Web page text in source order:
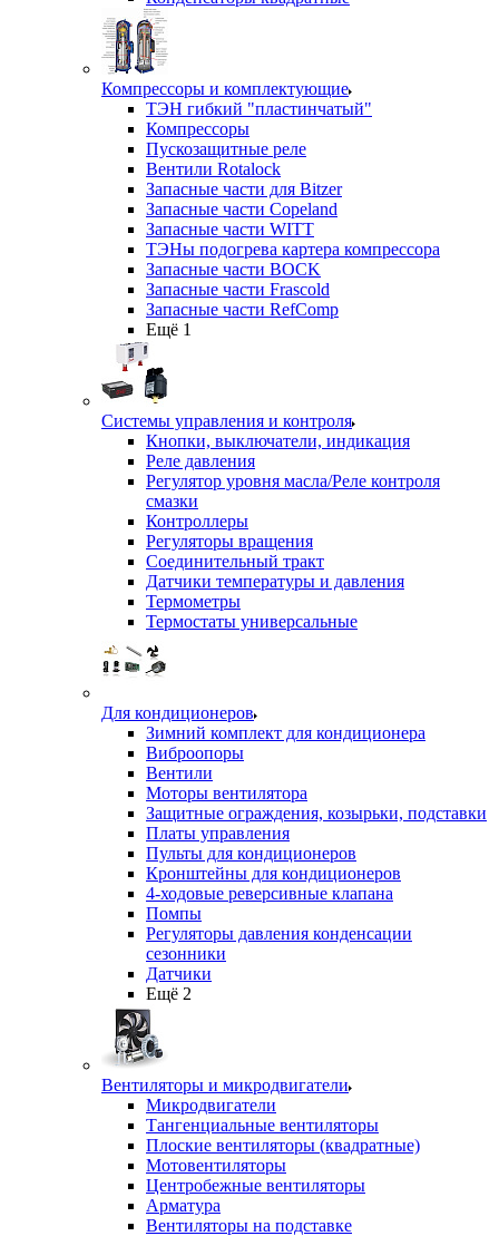
Компрессоры и комплектующие
ТЭН гибкий "пластинчатый"
Компрессоры
Пускозащитные реле
Вентили Rotalock
Запасные части для Bitzer
Запасные части Copeland
Запасные части WITT
ТЭНы подогрева картера компрессора
Запасные части BOCK
Запасные части Frascold
Запасные части RefComp
Ещё 1
Системы управления и контроля
Кнопки, выключатели, индикация
Реле давления
Регулятор уровня масла/Реле контроля
смазки
Контроллеры
Регуляторы вращения
Соединительный тракт
Датчики температуры и давления
Термометры
Термостаты универсальные
Для кондиционеров
Зимний комплект для кондиционера
Виброопоры
Вентили
Моторы вентилятора
Защитные ограждения, козырьки, подставки
Платы управления
Пульты для кондиционеров
Кронштейны для кондиционеров
4-ходовые реверсивные клапана
Помпы
Регуляторы давления конденсации
сезонники
Датчики
Ещё 2
Вентиляторы и микродвигатели
Микродвигатели
Тангенциальные вентиляторы
Плоские вентиляторы (квадратные)
Мотовентиляторы
Центробежные вентиляторы
Арматура
Вентиляторы на подставке